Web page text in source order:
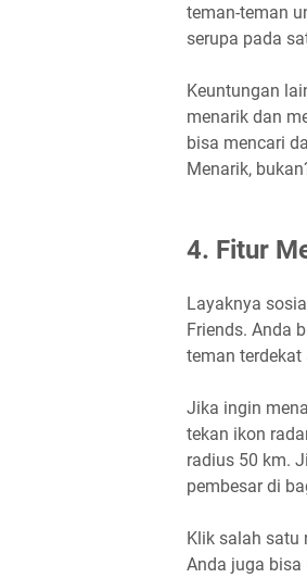
teman-teman
serupa pada
Keuntungan
menarik dan
bisa mencari
Menarik,
4. Fitur
Layaknya
Friends. Anda
teman
Jika ingin
tekan ikon
radius 50 km.
pembesar di
Klik salah satu
Anda juga bisa